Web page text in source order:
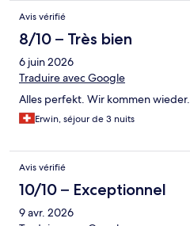
Avis vérifié
8/10 – Très bien
6 juin 2026
Traduire avec Google
Alles perfekt. Wir kommen wieder.
Erwin, séjour de 3 nuits
Avis vérifié
10/10 – Exceptionnel
9 avr. 2026